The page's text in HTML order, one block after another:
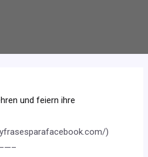
und feiern ihre
)